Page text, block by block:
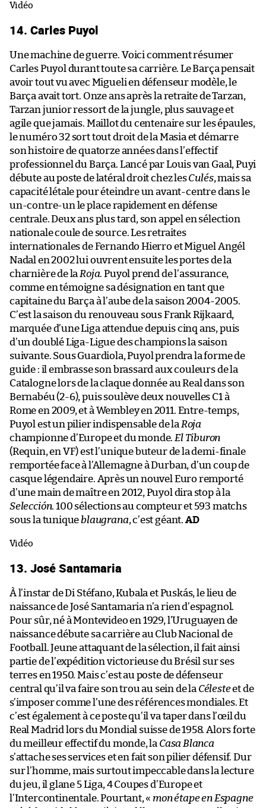
Vidéo
14. Carles Puyol
Une machine de guerre. Voici comment résumer
Carles Puyol durant toute sa carrière. Le Barça pensait
avoir tout vu avec Migueli en défenseur modèle, le
Barça avait tort. Onze ans après la retraite de Tarzan,
Tarzan junior ressort de la jungle, plus sauvage et
agile que jamais. Maillot du centenaire sur les épaules,
le numéro 32 sort tout droit de la Masia et démarre
son histoire de quatorze années dans l’effectif
professionnel du Barça. Lancé par Louis van Gaal, Puyi
débute au poste de latéral droit chez lesCulés, mais sa
capacité létale pour éteindre un avant-centre dans le
un-contre-un le place rapidement en défense
centrale. Deux ans plus tard, son appel en sélection
nationale coule de source. Les retraites
internationales de Fernando Hierro et Miguel Angél
Nadal en 2002 lui ouvrent ensuite les portes de la
charnière de la Roja. Puyol prend de l’assurance,
comme en témoigne sa désignation en tant que
capitaine du Barça à l’aube de la saison 2004-2005.
C’est la saison du renouveau sous Frank Rijkaard,
marquée d’une Liga attendue depuis cinq ans, puis
d’un doublé Liga-Ligue des champions la saison
suivante. Sous Guardiola, Puyol prendra la forme de
guide : il embrasse son brassard aux couleurs de la
Catalogne lors de la claque donnée au Real dans son
Bernabéu (2-6), puis soulève deux nouvelles C1 à
Rome en 2009, et à Wembley en 2011. Entre-temps,
Puyol est un pilier indispensable de la Roja
championne d’Europe et du monde. El Tiburon
(Requin, en VF) est l’unique buteur de la demi-finale
remportée face à l’Allemagne à Durban, d’un coup de
casque légendaire. Après un nouvel Euro remporté
d’une main de maître en 2012, Puyol dira stop à la
Selección. 100 sélections au compteur et 593 matchs
sous la tunique blaugrana, c’est géant. AD
Vidéo
13. José Santamaria
À l’instar de Di Stéfano, Kubala et Puskás, le lieu de
naissance de José Santamaria n’a rien d’espagnol.
Pour sûr, né à Montevideo en 1929, l’Uruguayen de
naissance débute sa carrière au Club Nacional de
Football. Jeune attaquant de la sélection, il fait ainsi
partie de l’expédition victorieuse du Brésil sur ses
terres en 1950. Mais c’est au poste de défenseur
central qu’il va faire son trou au sein de la Célesteet de
s’imposer comme l’une des références mondiales. Et
c’est également à ce poste qu’il va taper dans l’œil du
Real Madrid lors du Mondial suisse de 1958. Alors forte
du meilleur effectif du monde, la Casa Blanca
s’attache ses services et en fait son pilier défensif. Dur
sur l’homme, mais surtout impeccable dans la lecture
du jeu, il glane 5 Liga, 4 Coupes d’Europe et
l’Intercontinentale. Pourtant, « mon étape en Espagne